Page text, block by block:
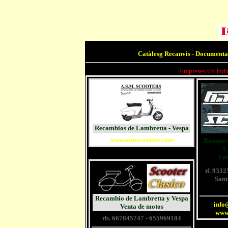
Catàlesg Recanvis -
Empreses i/o
Recambios de Lambretta - Vespa
www.asmscooters.com
Recambio de Lambretta y Vespa
Venta de motos
tfs. 667845747 - 655969184
tf.